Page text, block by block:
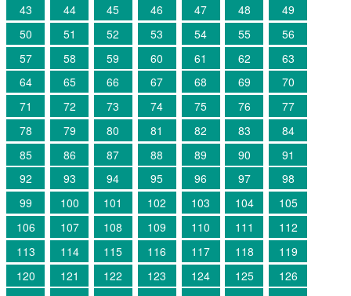
43
44 45 46 47 48
49
50
51 52 53 54 55
56
57
58 59 60 61 62
63
64
65 66 67 68 69
70
71
72 73 74 75 76
77
78
79 80 81 82 83
84
85
86 87 88 89 90
91
92
93 94 95 96 97
98
99
100 101 102 103 104
105
106
107 108 109 110 111
112
113
114 115 116 117 118
119
120
121 122 123 124 125
126